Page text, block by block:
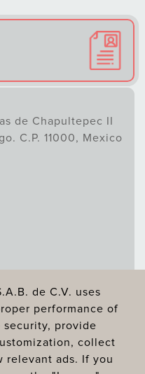
de Chapultepec II
C.P. 11000, Mexico
de C.V. uses
performance of
provide
collect
relevant ads. If you